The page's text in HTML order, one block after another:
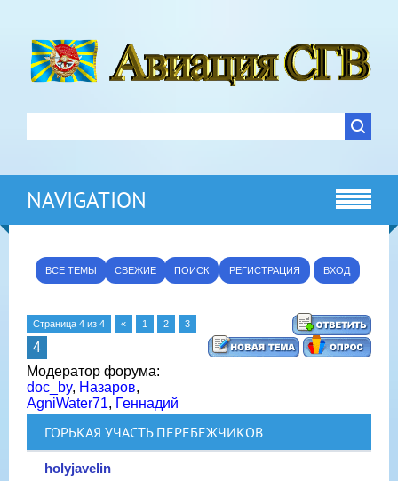
NAVIGATION
ВСЕ ТЕМЫ СВЕЖИЕ ПОИСК РЕГИСТРАЦИЯ ВХОД
Страница 4 из 4 « 1 2 3
4
Модератор форума:
doc_by, Назаров,
AgniWater71, Геннадий
ГОРЬКАЯ УЧАСТЬ ПЕРЕБЕЖЧИКОВ
holyjavelin